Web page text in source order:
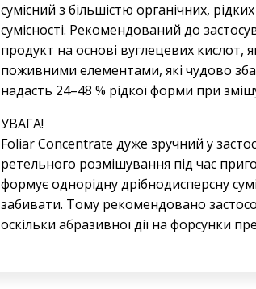
сумісний з більшістю органічних,
сумісності. Рекомендований до
продукт на основі вуглецевих кислот,
поживними елементами, які чудово
надасть 24–48 % рідкої форми при
УВАГА!
Foliar Concentrate дуже зручний у
ретельного розмішування під час
формує однорідну дрібнодисперсну
забивати. Тому рекомендовано
оскільки абразивної дії на форсунки